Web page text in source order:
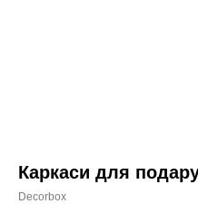
Каркаси для
Decorbox